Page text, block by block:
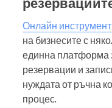
Онлайн
на бизнесите с
единна платформа
резервации и
нуждата от ръчна
процес.